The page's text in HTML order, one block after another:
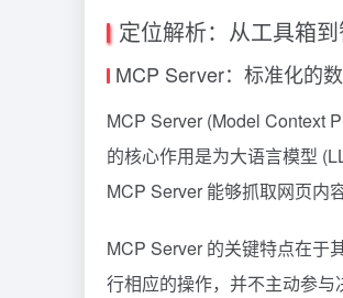
定位解析：从工具箱
MCP Server：标准化的
MCP Server (Model Context
的核心作用是为大语言模型
MCP Server 能够抓取网页内
MCP Server 的关键特点在于
行相应的操作，并不主动参与